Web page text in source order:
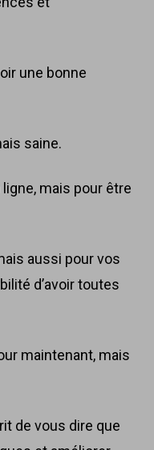
une bonne
saine.
mais pour être
aussi pourvos
d’avoir toutes
maintenant, mais
de vous dire que